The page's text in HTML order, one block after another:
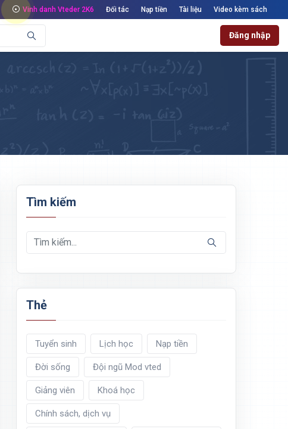
Vinh danh Vteder 2K6 Đối tác Nạp tiền Tài liệu Video kèm sách
Đăng nhập
Tìm kiếm
Thẻ
Tuyển sinh Lịch học Nạp tiền
Đời sống Đội ngũ Mod vted
Giảng viên Khoá học
Chính sách, dịch vụ